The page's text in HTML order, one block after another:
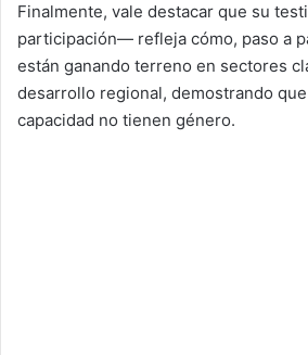
Finalmente, vale destacar que su
participación— refleja cómo, paso a
están ganando terreno en sectores
desarrollo regional, demostrando
capacidad no tienen género.